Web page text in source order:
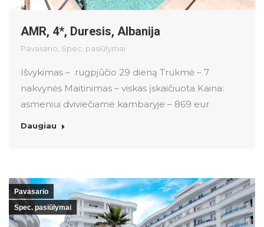
AMR, 4*, Duresis, Albanija
Pavasario Spec. pasiūlymai
Išvykimas – rugpjūčio 29 dieną Trukmė – 7
nakvynės Maitinimas – viskas įskaičiuota Kaina:
asmeniui dviviečiame kambaryje – 869 eur
Daugiau
Pavasario
Spec. pasiūlymai